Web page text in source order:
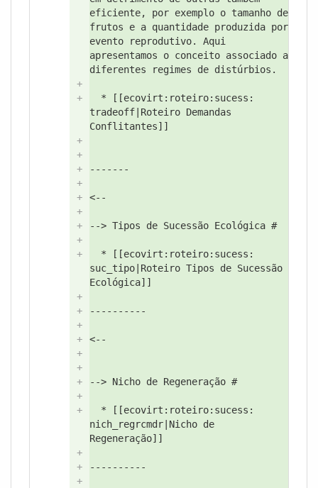
eficiente, por exemplo o tamanho de
frutos e a quantidade produzida por
evento reprodutivo. Aqui
apresentamos o conceito associado a
diferentes regimes de distúrbios.
+
+
* [[ecovirt: roteiro: sucess:
tradeoff|Roteiro Demandas
Conflitantes]]
+
+
+
-------
+
+
<--
+
+
--> Tipos de Sucessão Ecológica #
+
+
* [[ecovirt: roteiro: sucess:
suc_tipo|Roteiro Tipos de Sucessão
Ecológica]]
+
+
----------
+
+
<--
+
+
+
--> Nicho de Regeneração #
+
+
* [[ecovirt: roteiro: sucess:
nich_regrcmdr|Nicho de
Regeneração]]
+
+
----------
+